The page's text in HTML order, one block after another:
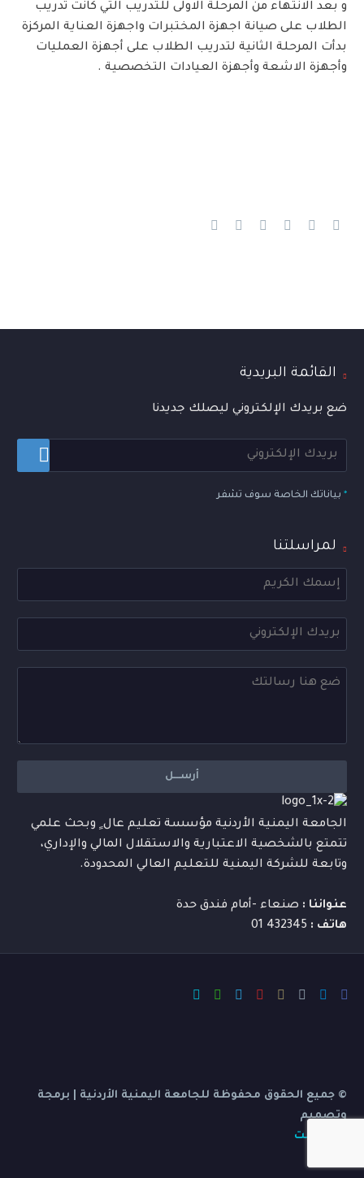
و بعد الانتهاء من المرحلة الاولى للتدريب التي كانت تدريب
الطلاب على صيانة اجهزة المختبرات واجهزة العناية المركزة
بدأت المرحلة الثانية لتدريب الطلاب على أجهزة العمليات
وأجهزة الاشعة وأجهزة العيادات التخصصية .
القائمة البريدية
ضع بريدك الإلكتروني ليصلك جديدنا
* بياناتك الخاصة سوف تشفر
لمراسلتنا
الجامعة اليمنية الأردنية مؤسسة تعليم عال ٍ وبحث علمي
تتمتع بالشخصية الاعتبارية والاستقلال المالي والإداري،
وتابعة للشركة اليمنية للتعليم العالي المحدودة.
عنواننا : صنعاء -أمام فندق حدة
هاتف :
© جميع الحقوق محفوظة للجامعة اليمنية الأردنية | برمجة
وتصميم
بي ديفرنت